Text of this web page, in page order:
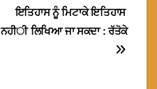
ਇਤਿਹਾਸ ਨੂੰ ਮਿਟਾਕੇ ਇਤਿਹਾਸ
ਨਹੀ ਲਿਖਿਆ ਜਾ ਸਕਦਾ : ਰੱਤੋਕੇ